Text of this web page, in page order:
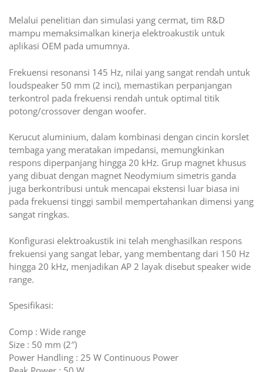
Melalui penelitian dan simulasi yang cermat, tim R&D
mampu memaksimalkan kinerja elektroakustik untuk
aplikasi OEM pada umumnya.
Frekuensi resonansi 145 Hz, nilai yang sangat rendah untuk
loudspeaker 50 mm (2 inci), memastikan perpanjangan
terkontrol pada frekuensi rendah untuk optimal titik
potong/crossover dengan woofer.
Kerucut aluminium, dalam kombinasi dengan cincin korslet
tembaga yang meratakan impedansi, memungkinkan
respons diperpanjang hingga 20 kHz. Grup magnet khusus
yang dibuat dengan magnet Neodymium simetris ganda
juga berkontribusi untuk mencapai ekstensi luar biasa ini
pada frekuensi tinggi sambil mempertahankan dimensi yang
sangat ringkas.
Konfigurasi elektroakustik ini telah menghasilkan respons
frekuensi yang sangat lebar, yang membentang dari 150 Hz
hingga 20 kHz, menjadikan AP 2 layak disebut speaker wide
range.
Spesifikasi:
Comp : Wide range
Size : 50 mm (2″)
Power Handling : 25 W Continuous Power